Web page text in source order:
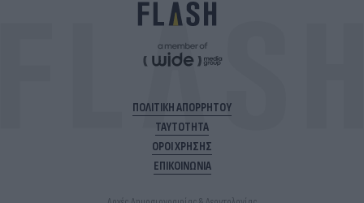
ΠΟΛΙΤΙΚΗ ΑΠΟΡΡΗΤΟΥ
ΤΑΥΤΟΤΗΤΑ
ΟΡΟΙ ΧΡΗΣΗΣ
ΕΠΙΚΟΙΝΩΝΙΑ